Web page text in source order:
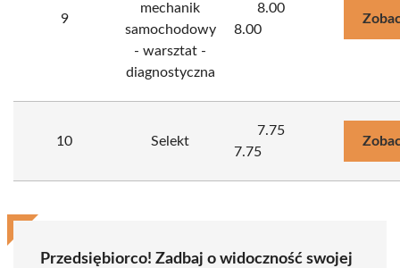
9
mechanik
samochodowy
- warsztat -
diagnostyczna
8.00
8.00
10 Selekt
7.75
7.75
Przedsiębiorco! Zadbaj o widoczność swojej